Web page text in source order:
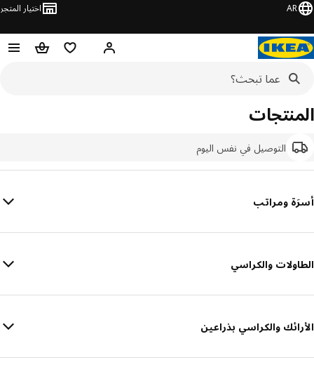
AR اختيار المتجر
مرحباً! تسجيل الدخول أو
قائمة التسوق
سلة
التوصيل في نفس اليوم
المنتجات
أسرَة ومراتب
الطاولات والكراسي
الأرائك والكراسي بذراعين